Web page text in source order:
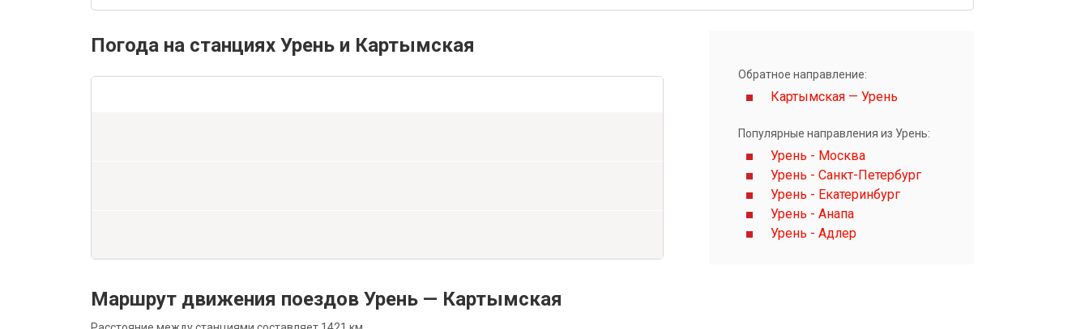
Погода на станциях Урень и Картымская
Маршрут движения поездов Урень — Картымская
Обратное направление:
Картымская — Урень
Популярные направления из Урень:
Урень - Москва
Урень - Санкт-Петербург
Урень - Екатеринбург
Урень - Анапа
Урень - Адлер